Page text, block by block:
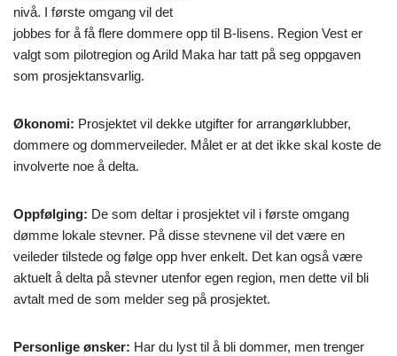
nivå. I første omgang vil det
jobbes for å få flere dommere opp til B-lisens. Region Vest er
valgt som pilotregion og Arild Maka har tatt på seg oppgaven
som prosjektansvarlig.
Økonomi: Prosjektet vil dekke utgifter for arrangørklubber,
dommere og dommerveileder. Målet er at det ikke skal koste de
involverte noe å delta.
Oppfølging: De som deltar i prosjektet vil i første omgang
dømme lokale stevner. På disse stevnene vil det være en
veileder tilstede og følge opp hver enkelt. Det kan også være
aktuelt å delta på stevner utenfor egen region, men dette vil bli
avtalt med de som melder seg på prosjektet.
Personlige ønsker: Har du lyst til å bli dommer, men trenger